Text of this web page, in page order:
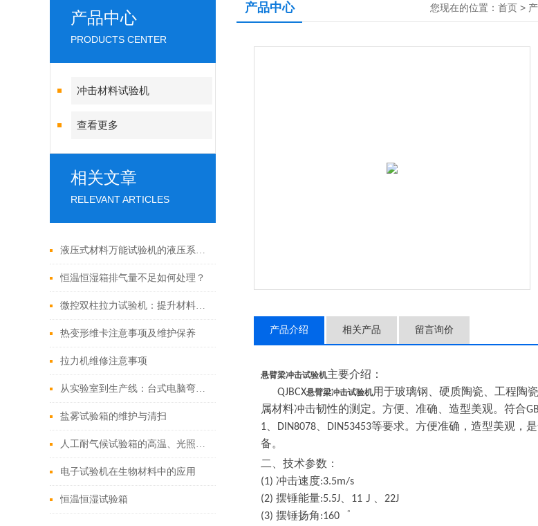
产品中心
PRODUCTS CENTER
冲击材料试验机
查看更多
相关文章
RELEVANT ARTICLES
液压式材料万能试验机的液压系统如何进行维护和保养？
恒温恒湿箱排气量不足如何处理？
微控双柱拉力试验机：提升材料质量检测效率的关键设备
热变形维卡注意事项及维护保养
拉力机维修注意事项
从实验室到生产线：台式电脑弯曲试验机提升产品质量控制
盐雾试验箱的维护与清扫
人工耐气候试验箱的高温、光照和潮湿影响
电子试验机在生物材料中的应用
恒温恒湿试验箱
产品中心 您现在的位置： 首页 >
产品介绍 相关产品 留言询价
悬臂梁冲击试验机主要介绍：
QJBCX悬臂梁冲击试验机用于玻璃钢、硬质陶瓷、工程陶
属材料冲击韧性的测定。方便、准确、造型美观。符合
1
DIN8078 DIN53453等要求。方便准确，造型美观，
备。
二、技术参数：
(1) 冲击速度:3.5m/s
(2) 摆锤能量:5.5J 11 Ｊ、 22J
(3) 摆锤扬角:160 ゜